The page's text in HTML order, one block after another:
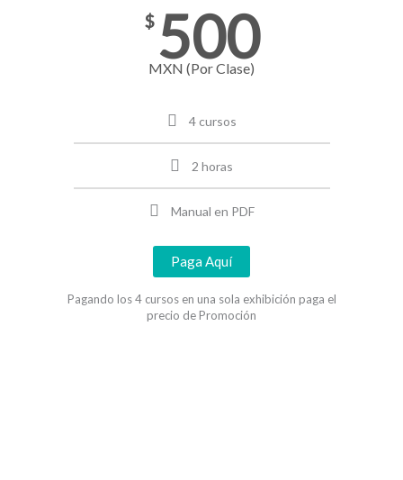
$ 500
MXN (Por Clase)
4 cursos
2 horas
Manual en PDF
Paga Aquí
Pagando los 4 cursos en una sola exhibición paga el
precio de Promoción